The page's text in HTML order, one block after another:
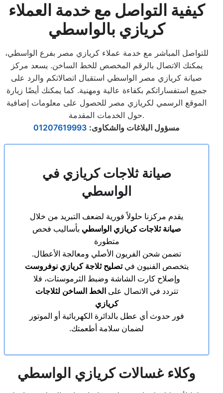
كيفية التواصل مع خدمة العملاء
كريازي بالواسطي
للتواصل المباشر مع خدمة عملاء كريازي مصر بفرع الواسطي،
يمكنك الاتصال بالرقم المخصص للخط الساخن. يسعد مركز
صيانة كريازي مصر الواسطي استقبال اتصالاتكم والرد على
جميع استفساراتكم بكفاءة عالية ومهنية. كما يمكنك أيضًا زيارة
الموقع الرسمي لكريازي مصر للحصول على معلومات إضافية
حول الخدمات المقدمة.
مسؤول البلاغات والشكاوى:
01207619993
صيانة ثلاجات كريازي في
الواسطي
يقدم مركزنا حلولاً فورية لضعف التبريد من خلال
صيانة ثلاجات كريازي الواسطي بأساليب فحص
متطورة
تضمن شحن الفريون الأصلي ومعالجة الأعطال.
يتخصص الفنيون فيتصليح ثلاجة كريازي نوفروست
وإصلاح كارت الشاشة وضبط الثرموستات، فلا
تتردد في الاتصال على الخط الساخن لثلاجات
كريازي
فور حدوث أي عطل بالدائرة الكهربائية أو الموتور
لضمان سلامة أطعمتك.
وكلاء غسالات كريازي الواسطي